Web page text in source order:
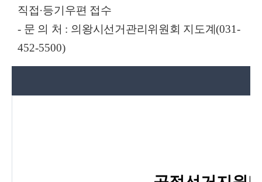
직접·등기우편 접수
- 문 의 처 : 의왕시선거관리위원회 지도계(031-
452-5500)